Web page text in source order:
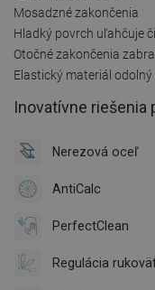
Mosadzné zakončenia
Hladký povrch uľahčuje
Otočné zakončenia
Elastický materiál
Inovatívne riešenia
Nerezová oceľ
AntiCalc
PerfectClean
Regulácia